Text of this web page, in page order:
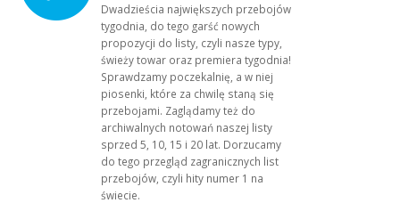
Dwadzieścia największych przebojów
tygodnia, do tego garść nowych
propozycji do listy, czyli nasze typy,
świeży towar oraz premiera tygodnia!
Sprawdzamy poczekalnię, a w niej
piosenki, które za chwilę staną się
przebojami. Zaglądamy też do
archiwalnych notowań naszej listy
sprzed 5, 10, 15 i 20 lat. Dorzucamy
do tego przegląd zagranicznych list
przebojów, czyli hity numer 1 na
świecie.